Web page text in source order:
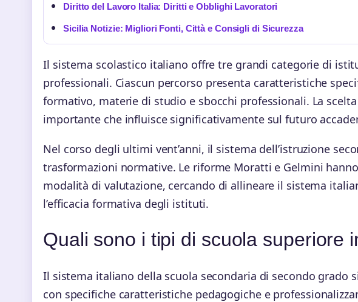
Diritto del Lavoro Italia: Diritti e Obblighi Lavoratori
Sicilia Notizie: Migliori Fonti, Città e Consigli di Sicurezza
Il sistema scolastico italiano offre tre grandi categorie di
professionali. Ciascun percorso presenta caratteristiche
formativo, materie di studio e sbocchi professionali. La
importante che influisce significativamente sul futuro
Nel corso degli ultimi vent’anni, il sistema dell’istruzione
trasformazioni normative. Le riforme Moratti e Gelmini
modalità di valutazione, cercando di allineare il sistema
l’efficacia formativa degli istituti.
Quali sono i tipi di scuola superiore
Il sistema italiano della scuola secondaria di secondo grado
con specifiche caratteristiche pedagogiche e